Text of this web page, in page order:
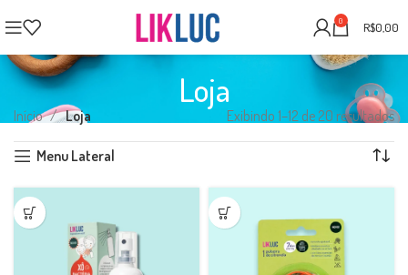
0 R$0,00
Loja
Início Loja Exibindo 1–12 de 20 resultados
Menu Lateral